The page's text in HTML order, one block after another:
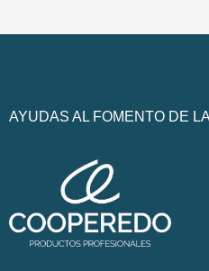
AYUDAS AL FOMENTO DE